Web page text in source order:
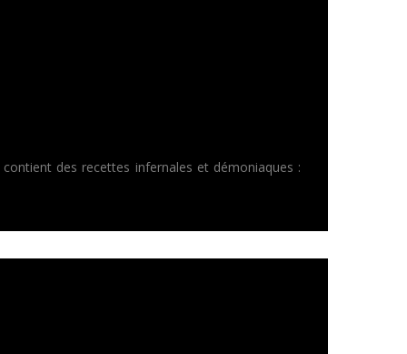
des recettes infernales et démoniaques :